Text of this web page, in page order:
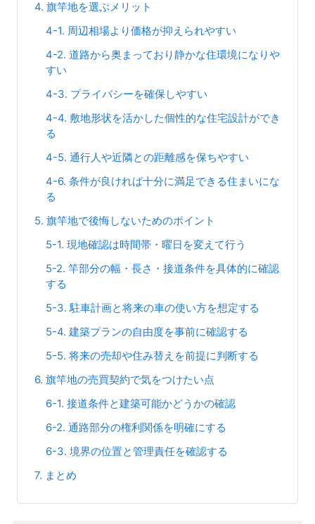
4. 旗竿地を選ぶメリット
4-1. 周辺相場より価格が抑えられやすい
4-2. 道路から奥まっており静かな住環境になりや
すい
4-3. プライバシーを確保しやすい
4-4. 敷地形状を活かした個性的な住宅設計ができ
る
4-5. 通行人や近隣との距離感を保ちやすい
4-6. 条件が良ければ十分に満足できる住まいにな
る
5. 旗竿地で後悔しないためのポイント
5-1. 現地確認は時間帯・曜日を変えて行う
5-2. 竿部分の幅・長さ・接道条件を具体的に確認
する
5-3. 駐車計画と将来の車の使い方を想定する
5-4. 建築プランの自由度を事前に確認する
5-5. 将来の売却や住み替えを前提に判断する
6. 旗竿地の売買契約で気をつけたい点
6-1. 接道条件と建築可能かどうかの確認
6-2. 通路部分の権利関係を明確にする
6-3. 境界の位置と管理責任を確認する
7. まとめ